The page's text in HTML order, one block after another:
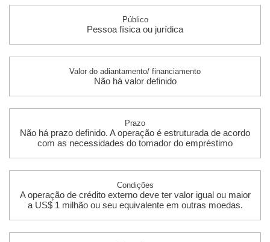
Público
Pessoa física ou jurídica
Valor do adiantamento/ financiamento
Não há valor definido
Prazo
Não há prazo definido. A operação é estruturada de acordo
com as necessidades do tomador do empréstimo
Condições
A operação de crédito externo deve ter valor igual ou maior
a US$ 1 milhão ou seu equivalente em outras moedas.